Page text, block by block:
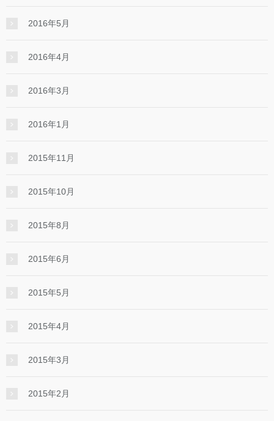
2016年5月
2016年4月
2016年3月
2016年1月
2015年11月
2015年10月
2015年8月
2015年6月
2015年5月
2015年4月
2015年3月
2015年2月